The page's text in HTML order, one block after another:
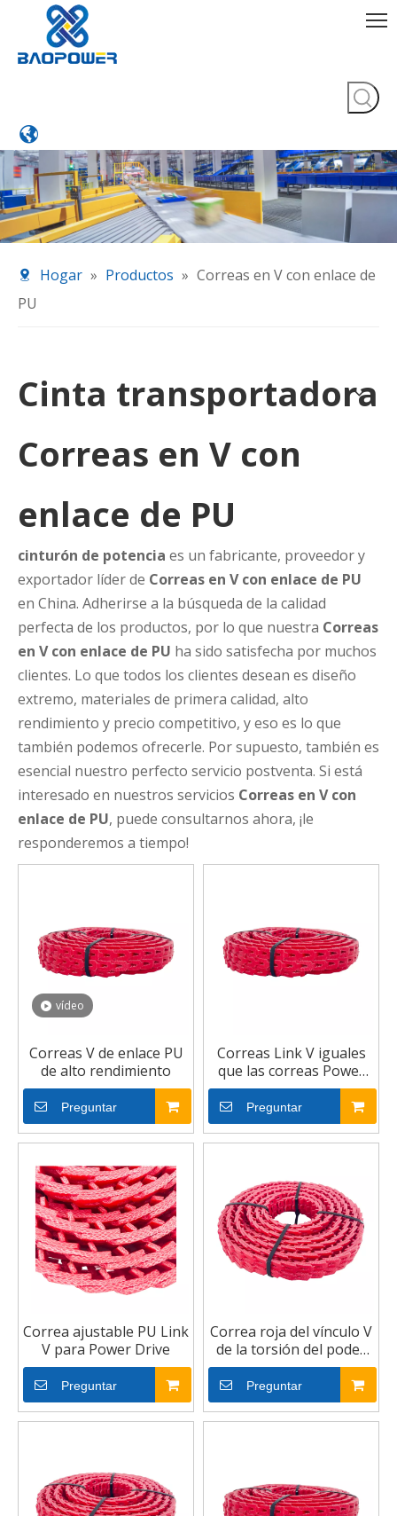
Hogar » Productos » Correas en V con enlace de
PU
Cinta transportadora
Correas en V con
enlace de PU
cinturón de potencia es un fabricante, proveedor y
exportador líder de Correas en V con enlace de PU
en China. Adherirse a la búsqueda de la calidad
perfecta de los productos, por lo que nuestra Correas
en V con enlace de PU ha sido satisfecha por muchos
clientes. Lo que todos los clientes desean es diseño
extremo, materiales de primera calidad, alto
rendimiento y precio competitivo, y eso es lo que
también podemos ofrecerle. Por supuesto, también es
esencial nuestro perfecto servicio postventa. Si está
interesado en nuestros servicios Correas en V con
enlace de PU, puede consultarnos ahora, ¡le
responderemos a tiempo!
vídeo
Correas V de enlace PU
de alto rendimiento
Preguntar
Correas Link V iguales
que las correas Power
Twist V de Fenner
Preguntar
Correa ajustable PU Link
V para Power Drive
Preguntar
Correa roja del vínculo V
de la torsión del poder
de la PU/correa V del
vínculo del giro más del
poder de la fábrica
Preguntar